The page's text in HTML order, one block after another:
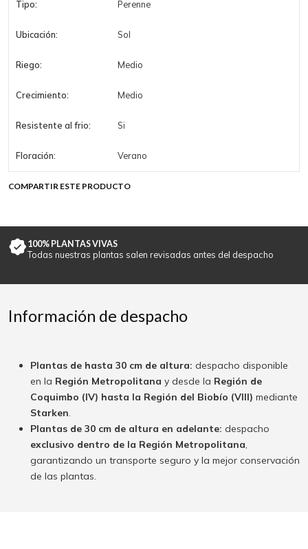
Tipo: Perenne
Ubicación: Sol
Riego: Medio
Crecimiento: Medio
Resistente al frio: Si
Floración: Verano
COMPARTIR ESTE PRODUCTO
100% PLANTAS VIVAS
Todas nuestras plantas salen revisadas antes del despacho
Información de despacho
Plantas de hasta 30 cm de altura: despacho disponible
en la Región Metropolitana y desde la Región de
Coquimbo (IV) hasta la Región del Biobío (VIII) mediante
Starken.
Plantas de 30 cm de altura en adelante: despacho
exclusivo dentro de la Región Metropolitana,
garantizando un transporte seguro y la mejor conservación
de las plantas.